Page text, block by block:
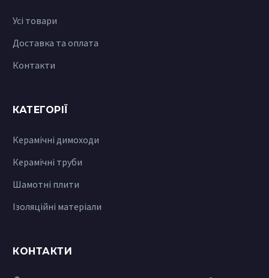
Усі товари
Доставка та оплата
Контакти
КАТЕГОРІЇ
Керамічні димоходи
Керамічні труби
Шамотні плити
Ізоляційні матеріали
КОНТАКТИ